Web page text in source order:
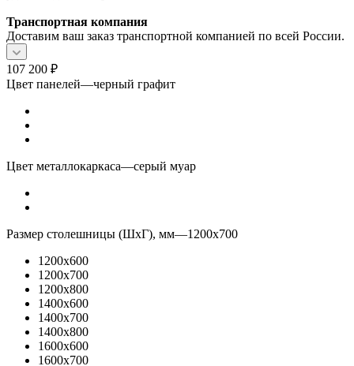
Транспортная компания
Доставим ваш заказ транспортной компанией по всей России.
107 200 ₽
Цвет панелей—черный графит
Цвет металлокаркаса—серый муар
Размер столешницы (ШхГ), мм—1200x700
1200x600
1200x700
1200x800
1400x600
1400x700
1400x800
1600x600
1600x700